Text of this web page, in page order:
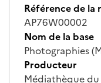
Référence de la
AP76W00002
Nom de la base
Photographies
Producteur
Médiathèque